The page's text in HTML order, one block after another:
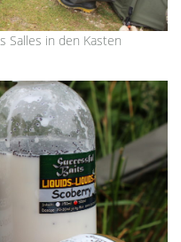
Salles in den Kasten